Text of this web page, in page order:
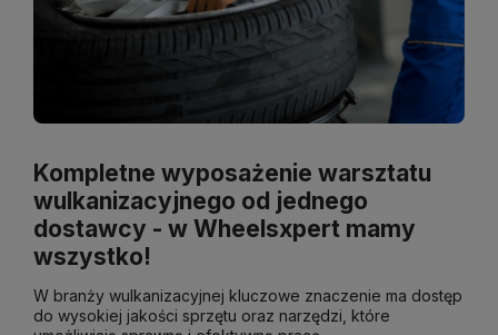
Kompletne wyposażenie warsztatu
wulkanizacyjnego od jednego
dostawcy - w Wheelsxpert mamy
wszystko!
W branży wulkanizacyjnej kluczowe znaczenie ma dostęp
do wysokiej jakości sprzętu oraz narzędzi, które